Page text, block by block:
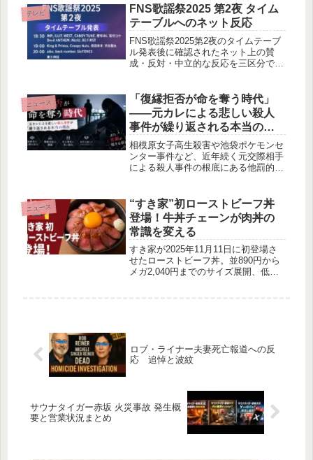
傾向とファン反応も解説。
テレビ
FNS歌謡祭2025 第2夜 タイム
テーブルへのネット反応
FNS歌謡祭2025第2夜のタイムテーブ
ル発表後に確認されたネット上の賛
成・反対・中立的な反応を三区分で整
ニュース
「復縁拒否が命を奪う時代」
――元カレによる悲しい殺人
事件が繰り返される本当の理
由
相模原女子高生殺害や池袋ポケモンセ
ンター事件など、近年続く元交際相手
による殺人事件の根底にある他罰的思
整理し、悲しい繰り返しをどう止める
かを考えます。
ニュース
“すき家”初ローストビーフ丼
登場！牛丼チェーンが肉丼の
常識を変える
すき家が2025年11月11日に初登場さ
せたローストビーフ丼。並890円から
メガ2,040円までのサイズ展開、低温
ロブ・ライナー夫妻死亡報道への反
応 追悼と波紋
サウナタイガー赤坂 火災事故 発生概
要と営業状況まとめ